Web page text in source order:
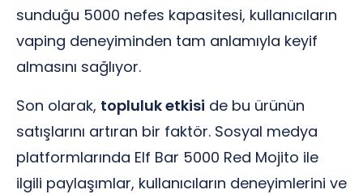
sunduğu 5000 nefes kapasitesi, kullanıcıların
vaping deneyiminden tam anlamıyla keyif
almasını sağlıyor.
Son olarak, topluluk etkisi de bu ürünün
satışlarını artıran bir faktör. Sosyal medya
platformlarında Elf Bar 5000 Red Mojito ile
ilgili paylaşımlar, kullanıcıların deneyimlerini ve